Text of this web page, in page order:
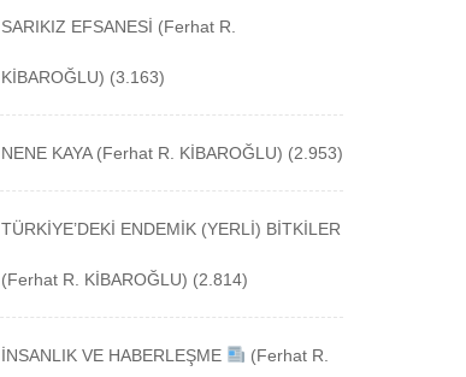
SARIKIZ EFSANESİ (Ferhat R.
KİBAROĞLU) (3.163)
NENE KAYA (Ferhat R. KİBAROĞLU) (2.953)
TÜRKİYE’DEKİ ENDEMİK (YERLİ) BİTKİLER
(Ferhat R. KİBAROĞLU) (2.814)
İNSANLIK VE HABERLEŞME (Ferhat R.